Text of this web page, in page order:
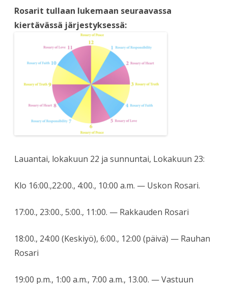
Rosarit tullaan lukemaan seuraavassa
kiertävässä järjestyksessä:
Lauantai, lokakuun 22 ja sunnuntai, Lokakuun 23:
Klo 16:00.,22:00., 4:00., 10:00 a.m. — Uskon Rosari.
17:00., 23:00., 5:00., 11:00. — Rakkauden Rosari
18:00., 24:00 (Keskiyö), 6:00., 12:00 (päivä) — Rauhan
Rosari
19:00 p.m., 1:00 a.m., 7:00 a.m., 13.00. — Vastuun